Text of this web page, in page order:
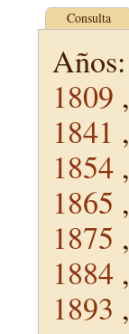
Consulta
Años:
1809 ,
1841 ,
1854 ,
1865 ,
1875 ,
1884 ,
1893 ,